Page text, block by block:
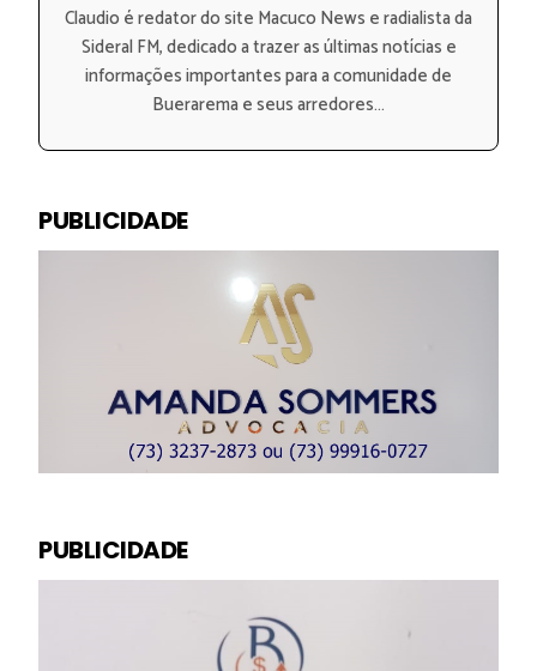
Claudio é redator do site Macuco News e radialista da
Sideral FM, dedicado a trazer as últimas notícias e
informações importantes para a comunidade de
Buerarema e seus arredores...
PUBLICIDADE
PUBLICIDADE